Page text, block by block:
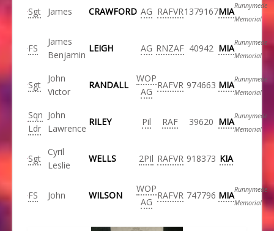
Sgt James CRAWFORD AG RAFVR1379167MIARunnymede
Memorial
FS
James
Benjamin
LEIGH AG RNZAF 40942 MIARunnymede
Memorial
Sgt
John
Victor
RANDALL
WOP
AG
RAFVR 974663 MIARunnymede
Memorial
Sqn
Ldr
John
Lawrence
RILEY Pil RAF 39620 MIARunnymede
Memorial
Sgt
Cyril
Leslie
WELLS 2PIl RAFVR 918373 KIA
FS John WILSON
WOP
AG
RAFVR 747796 MIARunnymede
Memorial